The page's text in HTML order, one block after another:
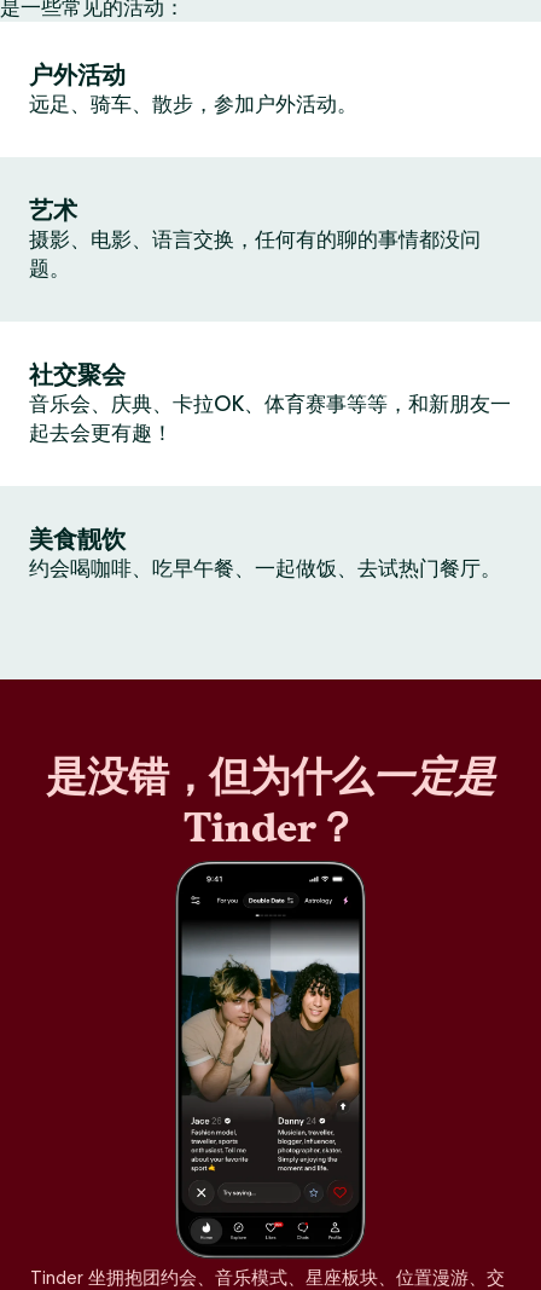
是一些常见的活动：
户外活动
远足、骑车、散步，参加户外活动。
艺术
摄影、电影、语言交换，任何有的聊的事情都没问
题。
社交聚会
音乐会、庆典、卡拉OK、体育赛事等等，和新朋友一
起去会更有趣！
美食靓饮
约会喝咖啡、吃早午餐、一起做饭、去试热门餐厅。
是没错，但为什么一定是
Tinder？
Tinder 坐拥抱团约会、音乐模式、星座板块、位置漫游、交